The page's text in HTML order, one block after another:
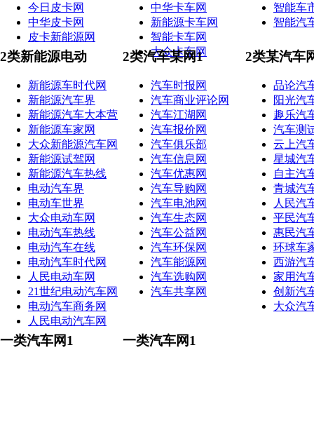
今日皮卡网
中华皮卡网
皮卡新能源网
中华卡车网
新能源卡车网
智能卡车网
大众卡车网
智能车
智能汽
2类新能源电动
新能源车时代网
新能源汽车界
新能源汽车大本营
新能源车家网
大众新能源汽车网
新能源试驾网
新能源汽车热线
电动汽车界
电动车世界
大众电动车网
电动汽车热线
电动汽车在线
电动汽车时代网
人民电动车网
21世纪电动汽车网
电动汽车商务网
人民电动汽车网
2类汽车某网1
汽车时报网
汽车商业评论网
汽车江湖网
汽车报价网
汽车俱乐部
汽车信息网
汽车优惠网
汽车导购网
汽车电池网
汽车生态网
汽车公益网
汽车环保网
汽车能源网
汽车选购网
汽车共享网
2类某汽车
品论汽
阳光汽
趣乐汽
汽车测
云上汽
星城汽
自主汽
青城汽
人民汽
平民汽
惠民汽
环球车
西游汽
家用汽
创新汽
大众汽
一类汽车网1 一类汽车网1